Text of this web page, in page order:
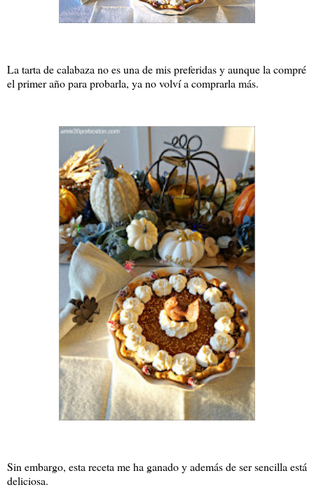
La tarta de calabaza no es una de mis preferidas y aunque la compré
el primer año para probarla, ya no volví a comprarla más.
Sin embargo, esta receta me ha ganado y además de ser sencilla está
deliciosa.